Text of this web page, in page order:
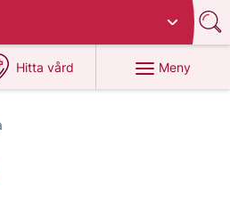
Hitta vård
på 1177.se
Meny